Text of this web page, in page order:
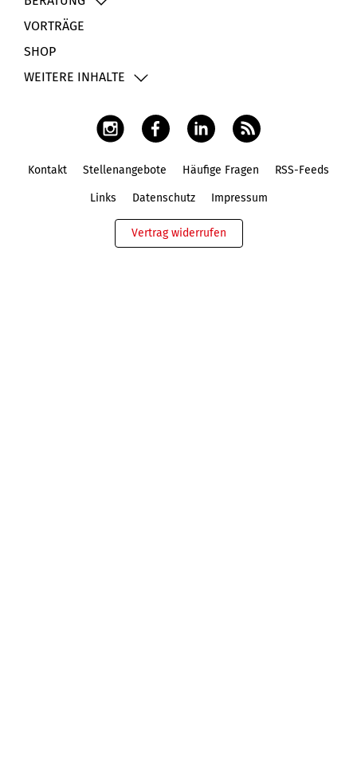
VORTRÄGE
SHOP
WEITERE INHALTE
Kontakt Stellenangebote Häufige Fragen RSS-Feeds
Links Datenschutz Impressum
Vertrag widerrufen